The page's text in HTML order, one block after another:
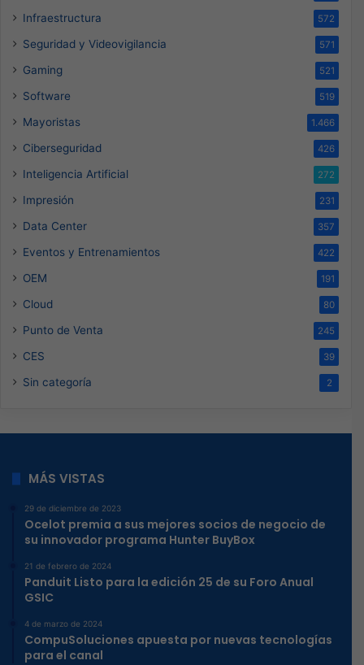
Infraestructura 572
Seguridad y Videovigilancia 571
Gaming 521
Software 519
Mayoristas 1.466
Ciberseguridad 426
Inteligencia Artificial 272
Impresión 231
Data Center 357
Eventos y Entrenamientos 422
OEM 191
Cloud 80
Punto de Venta 245
CES 39
Sin categoría 2
MÁS VISTAS
29 de diciembre de 2023
Ocelot premia a sus mejores socios de negocio de
su innovador programa Hunter BuyBox
21 de febrero de 2024
Panduit Listo para la edición 25 de su Foro Anual
GSIC
4 de marzo de 2024
CompuSoluciones apuesta por nuevas tecnologías
para el canal